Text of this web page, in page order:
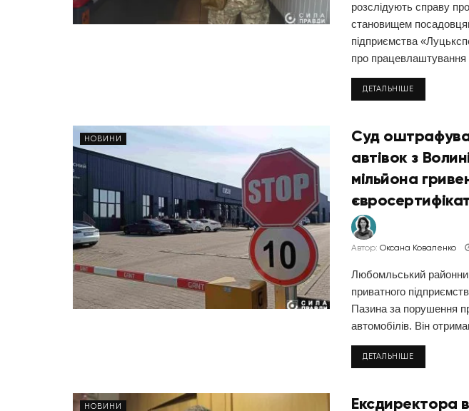
розслідують справу
становищем
підприємства
про працевлаштування
ДЕТАЛЬНІШЕ
НОВИНИ
Суд
автівок з
мільйона
Автор: Оксана Коваленко
Любомльський
приватного
Пазина за порушення
автомобілів. Він
ДЕТАЛЬНІШЕ
НОВИНИ
Ексдиректора